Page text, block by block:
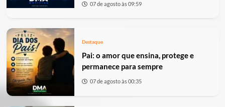
07 de agosto às 09:59
Destaque
Pai: o amor que ensina, protege e
permanece para sempre
07 de agosto às 00:35